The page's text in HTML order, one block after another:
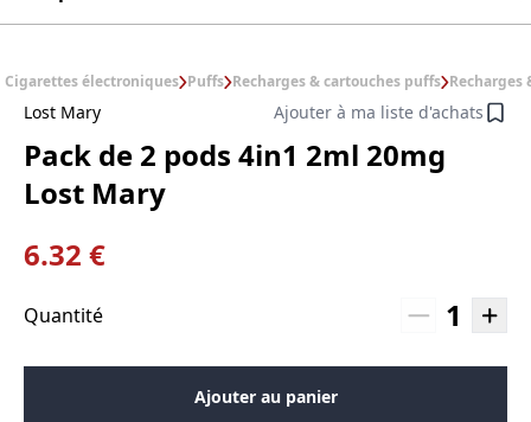
Cigarettes électroniques Puffs Recharges & cartouches puffs Recharges
Lost Mary Ajouter à ma liste d'achats
Pack de 2 pods 4in1 2ml 20mg
Lost Mary
6.32 €
Quantité 1
Ajouter au panier